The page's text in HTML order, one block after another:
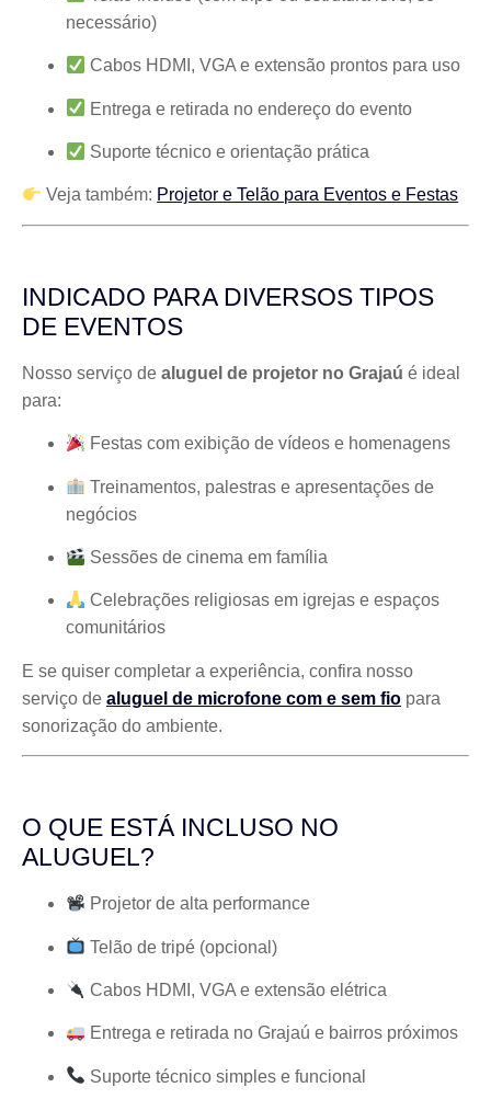
necessário)
Cabos HDMI, VGA e extensão prontos para uso
Entrega e retirada no endereço do evento
Suporte técnico e orientação prática
Veja também: Projetor e Telão para Eventos e Festas
INDICADO PARA DIVERSOS TIPOS
DE EVENTOS
Nosso serviço de aluguel de projetor no Grajaú é ideal
para:
Festas com exibição de vídeos e homenagens
Treinamentos, palestras e apresentações de
negócios
Sessões de cinema em família
Celebrações religiosas em igrejas e espaços
comunitários
E se quiser completar a experiência, confira nosso
serviço de aluguel de microfone com e sem fio para
sonorização do ambiente.
O QUE ESTÁ INCLUSO NO
ALUGUEL?
Projetor de alta performance
Telão de tripé (opcional)
Cabos HDMI, VGA e extensão elétrica
Entrega e retirada no Grajaú e bairros próximos
Suporte técnico simples e funcional